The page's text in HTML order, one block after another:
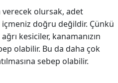
olursak, adet
doğru değildir. Çünkü
kesiciler, kanamanızın
olabilir. Bu da daha çok
sebep olabilir.